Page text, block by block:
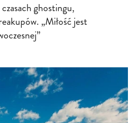
ghostingu,
„Miłość jest